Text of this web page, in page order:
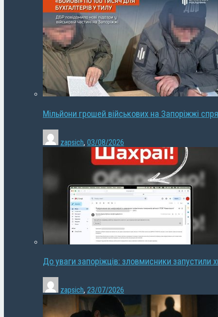
Мільйони грошей військових на Запоріжжі
zapsich, 03/08/2026
До уваги запоріжців: зловмисники запустили
zapsich, 23/07/2026